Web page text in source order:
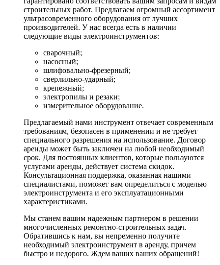
строительных работ. Предлагаем огромный ассортимент
ультрасовременного оборудования от лучших
производителей. У нас всегда есть в наличии
следующие виды электроинструментов:
сварочный;
насосный;
шлифовально-фрезерный;
сверлильно-ударный;
крепежный;
электропилы и резаки;
измерительное оборудование.
Предлагаемый нами инструмент отвечает современным
требованиям, безопасен в применении и не требует
специального разрешения на использование. Договор
аренды может быть заключен на любой необходимый
срок. Для постоянных клиентов, которые пользуются
услугами аренды, действует система скидок.
Консультационная поддержка, оказанная нашими
специалистами, поможет вам определиться с моделью
электроинструмента и его эксплуатационными
характеристиками.
Мы станем вашим надежным партнером в решении
многочисленных ремонтно-строительных задач.
Обратившись к нам, вы непременно получите
необходимый электроинструмент в аренду, причем
быстро и недорого. Ждем ваших ваших обращений!